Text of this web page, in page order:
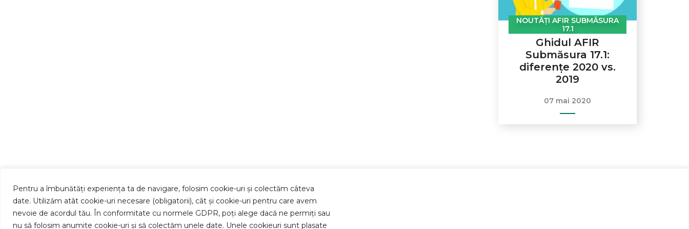
Pentru a îmbunătăți experiența ta de navigare, folosim cookie-uri și colectăm câteva
date. Utilizăm atât cookie-uri necesare (obligatorii), cât și cookie-uri pentru care avem
nevoie de acordul tău. În conformitate cu normele GDPR, poți alege dacă ne permiți sau
nu să folosim anumite cookie-uri și să colectăm unele date. Unele cookieuri sunt plasate
NOUTĂȚI AFIR SUBMĂSURA
17.1
Ghidul AFIR
Submăsura 17.1:
diferențe 2020 vs.
2019
07 mai 2020
Bulevardul Pipera 1B
Cubic Center Etaj 6
Voluntari, Ilfov, Romania